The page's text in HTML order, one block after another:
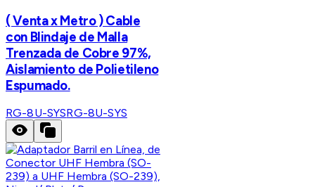
( Venta x Metro ) Cable
con Blindaje de Malla
Trenzada de Cobre 97%,
Aislamiento de Polietileno
Espumado.
RG-8U-SYSRG-8U-SYS